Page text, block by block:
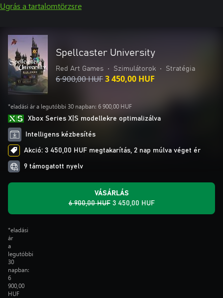
Ugrás a tartalomtörzsre
Spellcaster University
Red Art Games • Szimulátorok • Stratégia
6 900,00 HUF3 450,00 HUF
*eladási ár a legutóbbi 30 napban: 6 900,00 HUF
Xbox Series X|S modellekre optimalizálva
Intelligens kézbesítés
Akció: 3 450,00 HUF megtakarítás, 2 nap múlva véget ér
9 támogatott nyelv
VÁSÁRLÁS
6 900,00 HUF 3 450,00 HUF
*eladási
ár
a
legutóbbi
30
napban:
6
900,00
HUF